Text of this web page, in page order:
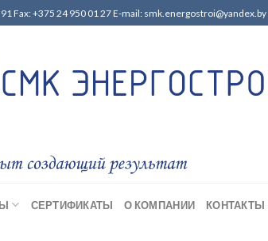
Fax: +375 24 950 01 27 E-mail: smk.energostroi@yandex.by
СЕРТИФИКАТЫ О КОМПАНИИ КОНТАКТЫ